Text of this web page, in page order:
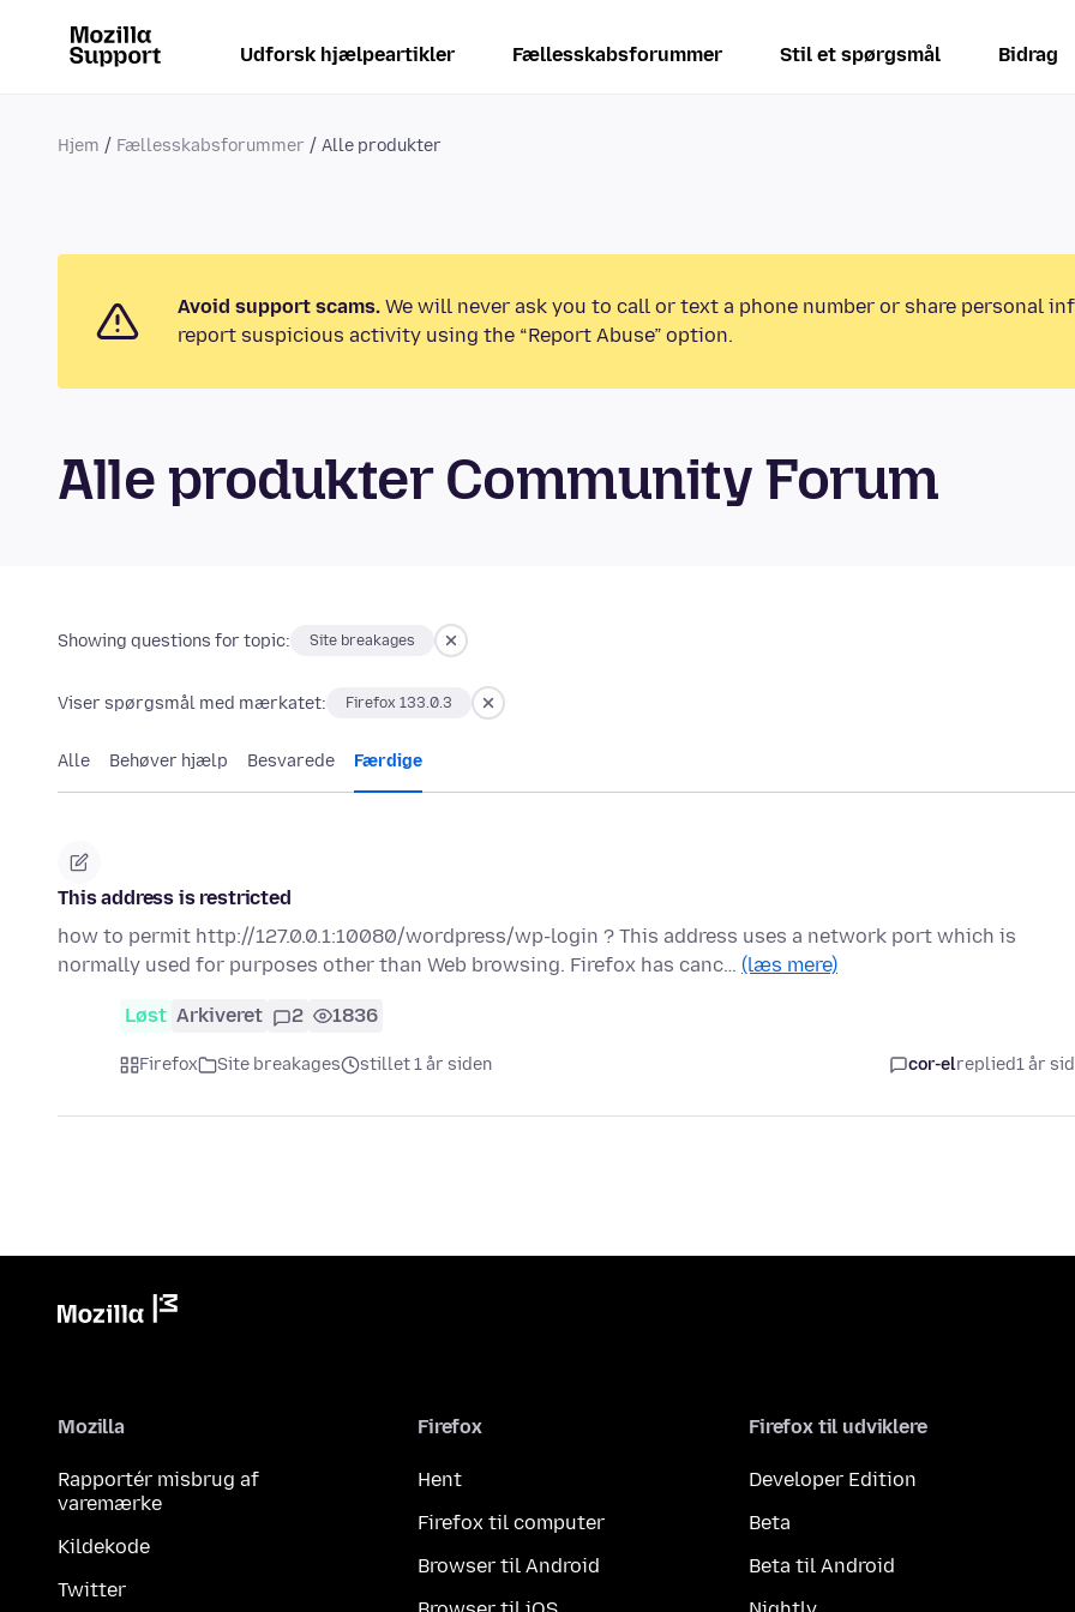
Udforsk hjælpeartikler Fællesskabsforummer Stil et spørgsmål Bidrag
Hjem Fællesskabsforummer Alle produkter
Avoid support scams. We will never ask you to call or text a phone number or share personal
report suspicious activity using the “Report Abuse” option.
Alle produkter Community Forum
Showing questions for topic: Site breakages
Viser spørgsmål med mærkatet: Firefox 133.0.3
Alle Behøver hjælp Besvarede Færdige
This address is restricted
how to permit http://127.0.0.1:10080/wordpress/wp-login ? This address uses a network port which is
normally used for purposes other than Web browsing. Firefox has canc… (læs mere)
Løst Arkiveret 2 1836
Firefox Site breakages stillet 1 år siden cor-elreplied1 år
Mozilla
Rapportér misbrug af
varemærke
Kildekode
Twitter
Firefox
Hent
Firefox til computer
Browser til Android
Firefox til udviklere
Developer Edition
Beta
Beta til Android